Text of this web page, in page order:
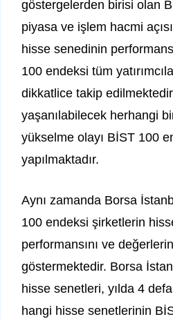
göstergelerden birisi olan
piyasa ve işlem hacmi
hisse senedinin
100 endeksi tüm
dikkatlice takip
yaşanılabilecek herhangi
yükselme olayı BİST 100
yapılmaktadır.
Aynı zamanda Borsa
100 endeksi şirketlerin
performansını ve
göstermektedir. Borsa
hisse senetleri, yılda 4
hangi hisse senetlerinin